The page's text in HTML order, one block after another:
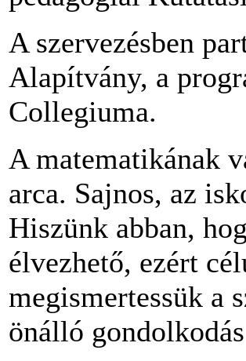
A szervezésben
Alapítvány, a
Collegiuma.
A matematikának
arca. Sajnos, az
Hiszünk abban,
élvezhető, ezért
megismertessük a
önálló